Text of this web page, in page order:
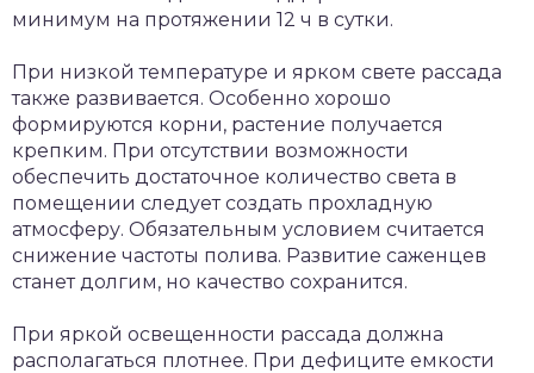
минимум на протяжении 12 ч в сутки.
При низкой температуре и ярком свете рассада
также развивается. Особенно хорошо
формируются корни, растение получается
крепким. При отсутствии возможности
обеспечить достаточное количество света в
помещении следует создать прохладную
атмосферу. Обязательным условием считается
снижение частоты полива. Развитие саженцев
станет долгим, но качество сохранится.
При яркой освещенности рассада должна
располагаться плотнее. При дефиците емкости